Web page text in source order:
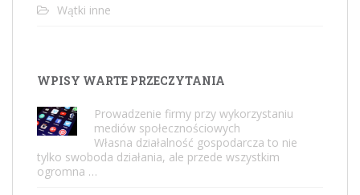
Wątki inne
WPISY WARTE PRZECZYTANIA
Prowadzenie firmy przy wykorzystaniu
mediów społecznościowych
Własna działalność gospodarcza to nie
tylko swoboda działania, ale przede wszystkim
ogromna …